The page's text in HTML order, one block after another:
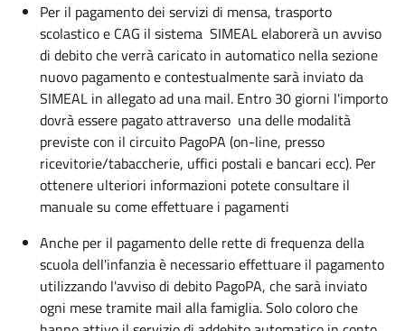
Per il pagamento dei servizi di mensa, trasporto
scolastico e CAG il sistema SIMEAL elaborerà un avviso
di debito che verrà caricato in automatico nella sezione
nuovo pagamento e contestualmente sarà inviato da
SIMEAL in allegato ad una mail. Entro 30 giorni l'importo
dovrà essere pagato attraverso una delle modalità
previste con il circuito PagoPA (on-line, presso
ricevitorie/tabaccherie, uffici postali e bancari ecc). Per
ottenere ulteriori informazioni potete consultare il
manuale su come effettuare i pagamenti
Anche per il pagamento delle rette di frequenza della
scuola dell'infanzia è necessario effettuare il pagamento
utilizzando l'avviso di debito PagoPA, che sarà inviato
ogni mese tramite mail alla famiglia. Solo coloro che